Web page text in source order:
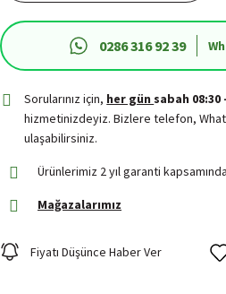
0286 316 92 39
Sorularınız için, her gün sabah
hizmetinizdeyiz. Bizlere telefon,
ulaşabilirsiniz.
Ürünlerimiz 2 yıl garanti
Mağazalarımız
Fiyatı Düşünce Haber Ver